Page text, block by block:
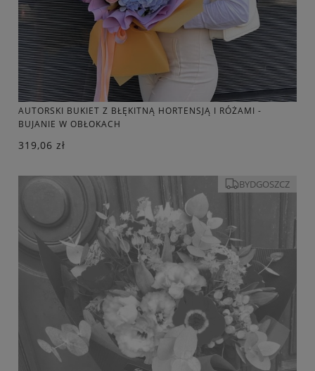
AUTORSKI BUKIET Z BŁĘKITNĄ HORTENSJĄ I RÓŻAMI -
BUJANIE W OBŁOKACH
319,06 zł
BYDGOSZCZ